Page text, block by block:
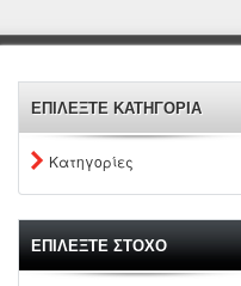
ΕΠΙΛΕΞΤΕ ΚΑΤΗΓΟΡΙΑ
Κατηγορίες
ΕΠΙΛΕΞΤΕ ΣΤΟΧΟ